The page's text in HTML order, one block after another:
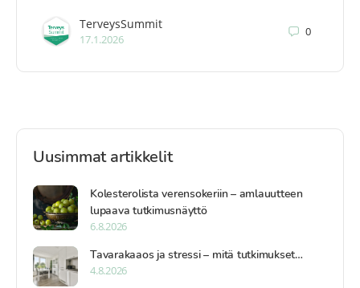
TerveysSummit
17.1.2026
0
Uusimmat artikkelit
Kolesterolista verensokeriin – amlauutteen
lupaava tutkimusnäyttö
6.8.2026
Tavarakaaos ja stressi – mitä tutkimukset…
4.8.2026